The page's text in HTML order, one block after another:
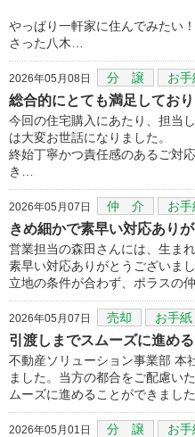
やっぱり一軒家に住んでみたい
さった八木…
2026年05月08日 分 譲 お手
総合的にとても満足してお
今回の住宅購入にあたり、担当
は大変お世話になりました。
終始丁寧かつ責任感のあるご対
き…
2026年05月07日 仲 介 お手
きめ細かで素早い対応あり
営業担当の森田さんには、生ま
素早い対応ありがとうございまし
立地の条件が合わず、ポラスの
2026年05月07日 売却 お手紙
引渡しまでスムーズに進め
不動産ソリューション事業部 本
ました。当方の都合をご配慮い
ムーズに進めることができました
2026年05月01日 分 譲 お手